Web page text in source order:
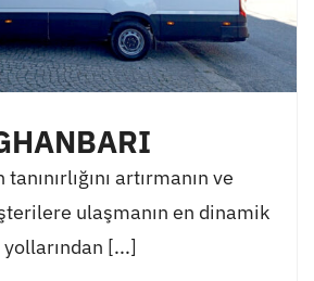
tanınırlığını artırmanın ve
ulaşmanın en dinamik
yollarından [...]